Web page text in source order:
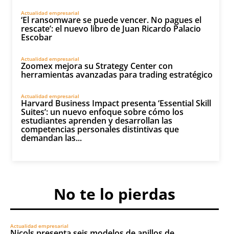
Actualidad empresarial
‘El ransomware se puede vencer. No pagues el
rescate’: el nuevo libro de Juan Ricardo Palacio
Escobar
Actualidad empresarial
Zoomex mejora su Strategy Center con
herramientas avanzadas para trading estratégico
Actualidad empresarial
Harvard Business Impact presenta ‘Essential Skill
Suites’: un nuevo enfoque sobre cómo los
estudiantes aprenden y desarrollan las
competencias personales distintivas que
demandan las...
No te lo pierdas
Actualidad empresarial